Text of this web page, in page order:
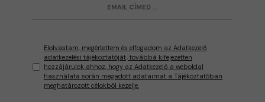
Elolvastam, megértettem és elfogadom az Adatkezelő
adatkezelési tájékoztatóját, továbbá kifejezetten
hozzájárulok ahhoz, hogy az Adatkezelő a weboldal
használata során megadott adataimat a Tájékoztatóban
meghatározott célokból kezelje.